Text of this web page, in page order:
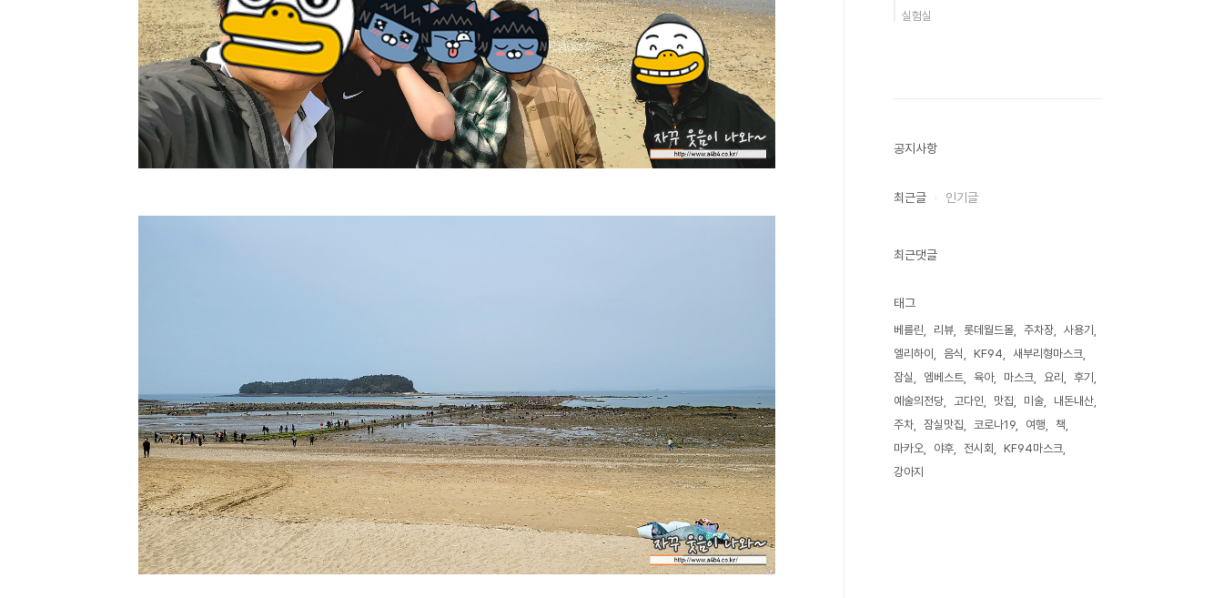
실험실
공지사항
최근글 인기글
최근댓글
태그
베를린 리뷰 롯데월드몰 주차장
사용기
엘리하이
음식 KF94
새부리형마스크
잠실
엠베스트 육아 마스크 요리
후기
예술의전당
고다인 맛집 미술
내돈내산
주차
잠실맛집 코로나19 여행
책
마카오
야후 전시회
KF94마스크
강아지